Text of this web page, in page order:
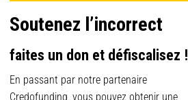
Soutenez l’incorrect
faites un don et défiscalisez !
En passant par notre partenaire
Credofunding, vous pouvez obtenir une